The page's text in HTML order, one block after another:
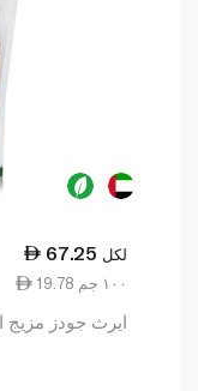
67.25 لكل
19.78 ١٠٠ جم
ايرث جودز مزيج